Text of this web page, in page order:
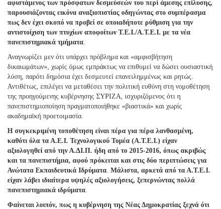
αφιστάμενος των πρόσφατων δεσμεύσεών του περί άμεσης επίλυσης,
παρουσιάζοντας εικόνα αναξιοπιστίας οδηγώντας στο συμπέρασμα
πως δεν έχει σκοπό να προβεί σε οποιαδήποτε ρύθμιση για την
αντιστοίχιση των πτυχίων αποφοίτων Τ.Ε.Ι./Α.Τ.Ε.Ι. με τα νέα
πανεπιστημιακά τμήματα.
Αναγνωρίζει μεν ότι υπάρχει πρόβλημα και «αμφισβήτηση
δικαιωμάτων», χωρίς όμως εμπράκτως να επιθυμεί να δώσει ουσιαστική
λύση, παρότι δημόσια έχει δεσμευτεί επανειλημμένως και ρητώς.
Αντιθέτως, επιλέγει να μεταθέσει την πολιτική ευθύνη στη νομοθέτηση
της προηγούμενης κυβέρνησης ΣΥΡΙΖΑ, ισχυριζόμενος ότι η
πανεπιστημιοποίηση πραγματοποιήθηκε «βιαστικά» και χωρίς
ακαδημαϊκή προετοιμασία.
Η συγκεκριμένη τοποθέτηση είναι πέρα για πέρα λανθασμένη,
καθότι όλα τα Α.Ε.Ι. Τεχνολογικού Τομέα (Α.Τ.Ε.Ι.) είχαν
αξιολογηθεί από την Α.ΔΙ.Π. ήδη από το 2015-2016, όπως ακριβώς
και τα πανεπιστήμια, αφού πρόκειται και στις δύο περιπτώσεις για
Ανώτατα Εκπαιδευτικά Ιδρύματα. Μάλιστα, αρκετά από τα Α.Τ.Ε.Ι.
είχαν λάβει ιδιαίτερα υψηλές αξιολογήσεις, ξεπερνώντας πολλά
πανεπιστημιακά ιδρύματα.
Φαίνεται λοιπόν, πως η κυβέρνηση της Νέας Δημοκρατίας ξεχνά ότι